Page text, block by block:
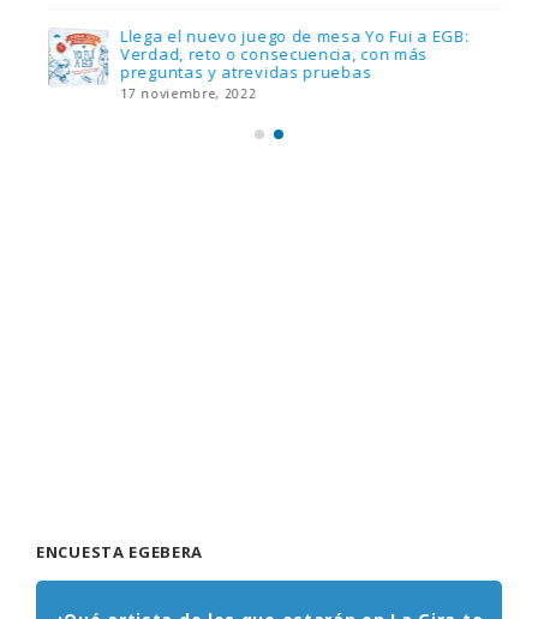
Llega el nuevo juego de mesa Yo Fui a EGB:
Verdad, reto o consecuencia, con más
preguntas y atrevidas pruebas
17 noviembre, 2022
ENCUESTA EGEBERA